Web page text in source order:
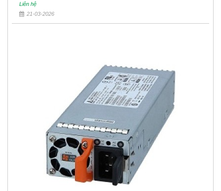
Liên hệ
21-03-2026